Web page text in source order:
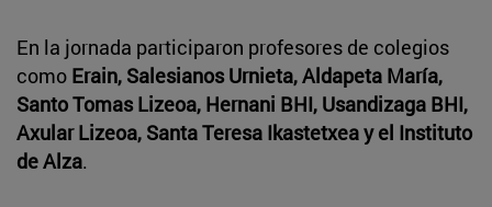
En la jornada participaron profesores de colegios
como Erain, Salesianos Urnieta, Aldapeta María,
Santo Tomas Lizeoa, Hernani BHI, Usandizaga BHI,
Axular Lizeoa, Santa Teresa Ikastetxea y el Instituto
de Alza.